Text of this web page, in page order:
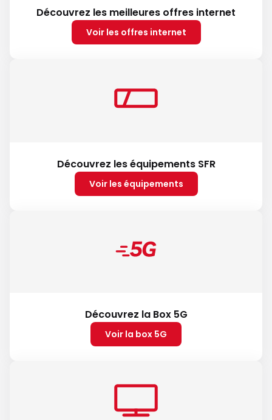
Découvrez les meilleures offres internet
Voir les offres internet
Découvrez les équipements SFR
Voir les équipements
Découvrez la Box 5G
Voir la box 5G